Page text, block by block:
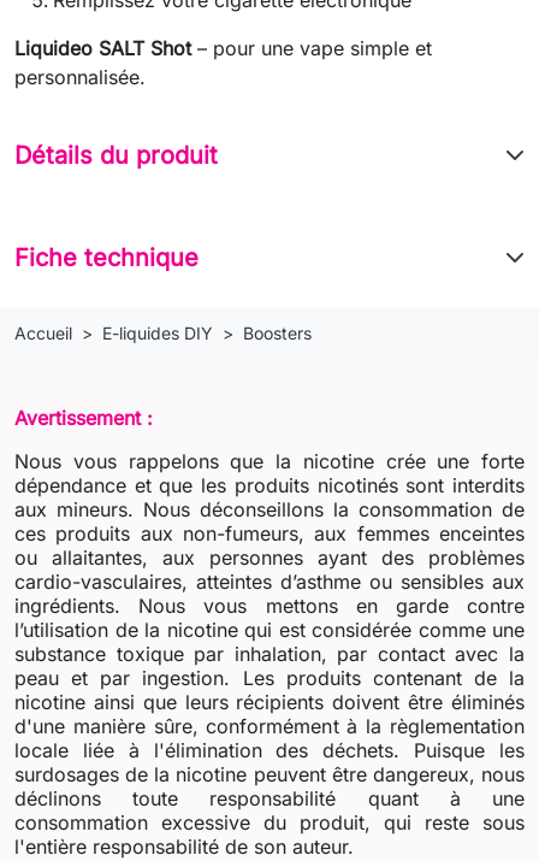
Liquideo SALT Shot– pour une vape simple et
personnalisée.
Détails du produit
Fiche technique
Accueil E-liquides DIY Boosters
Avertissement :
Nous vous rappelons que la nicotine crée une forte
dépendance et que les produits nicotinés sont interdits
aux mineurs. Nous déconseillons la consommation de
ces produits aux non-fumeurs, aux femmes enceintes
ou allaitantes, aux personnes ayant des problèmes
cardio-vasculaires, atteintes d’asthme ou sensibles aux
ingrédients. Nous vous mettons en garde contre
l’utilisation de la nicotine qui est considérée comme une
substance toxique par inhalation, par contact avec la
peau et par ingestion. Les produits contenant de la
nicotine ainsi que leurs récipients doivent être éliminés
d'une manière sûre, conformément à la règlementation
locale liée à l'élimination des déchets. Puisque les
surdosages de la nicotine peuvent être dangereux, nous
déclinons toute responsabilité quant à une
consommation excessive du produit, qui reste sous
l'entière responsabilité de son auteur.